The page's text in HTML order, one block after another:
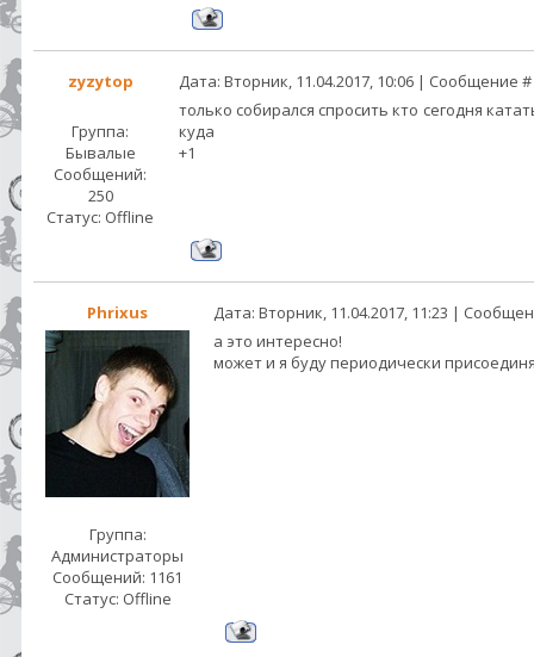
zyzytop Дата: Вторник, 11.04.2017, 10:06 | Сообщение #
Группа:
Бывалые
Сообщений:
250
Статус: Offline
только собирался спросить кто сегодня
куда
+1
Phrixus Дата: Вторник, 11.04.2017, 11:23 |
Группа:
Администраторы
Сообщений: 1161
Статус: Offline
а это интересно!
может и я буду периодически